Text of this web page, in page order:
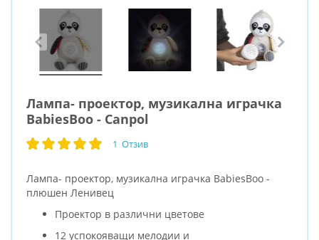
Лампа- проектор, музикална играчка
BabiesBoo - Canpol
рейтинг: 1 Отзив
Лампа- проектор, музикална играчка BabiesBoo -
плюшен Ленивец
Проектор в различни цветове
12 успокояващи мелодии и